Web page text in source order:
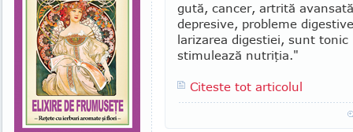
gută, can­cer, artrită
depresive, probleme
larizarea digestiei, sunt tonic
stimu­lează nutriţia."
Citeste tot articolul